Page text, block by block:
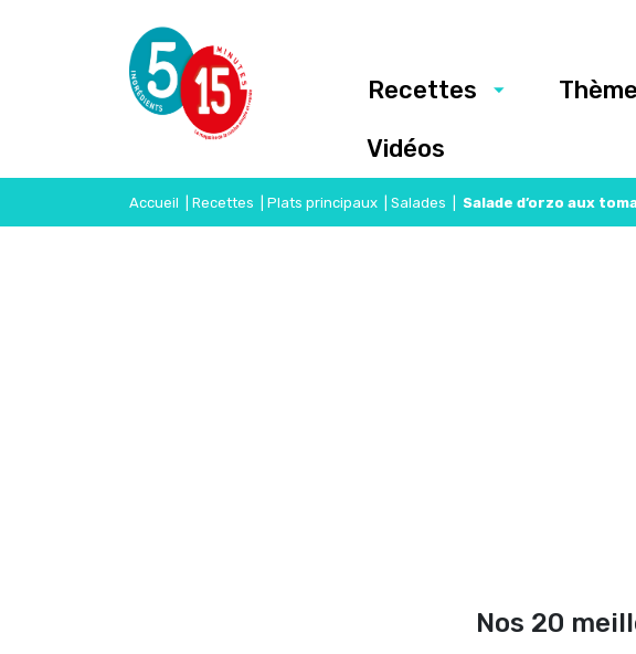
Recettes
Vidéos
Accueil Recettes Plats principaux Salades Salade d’orzo aux
Nos 20